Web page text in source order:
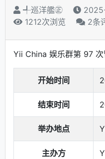
╃巡洋艦㊣
1212次浏览
2条
Yii China 娱乐群第 97
开始时间
结束时间
举办地点
主办方